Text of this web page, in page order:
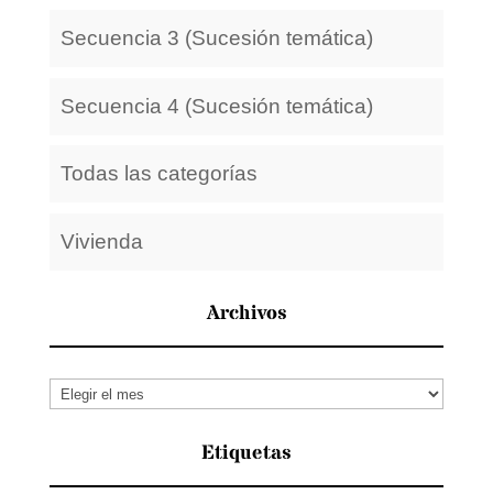
Secuencia 3 (Sucesión temática)
Secuencia 4 (Sucesión temática)
Todas las categorías
Vivienda
Archivos
Archivos
Etiquetas